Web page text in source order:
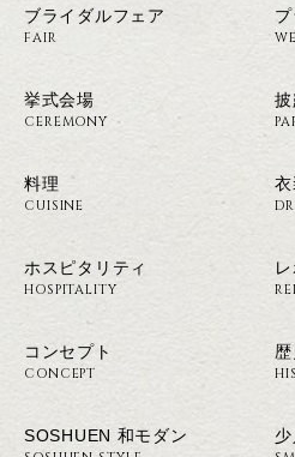
ブライダルフェア
FAIR
挙式会場
CEREMONY
料理
CUISINE
衣
ホスピタリティ
HOSPITALITY
コンセプト
CONCEPT
SOSHUEN 和モダン